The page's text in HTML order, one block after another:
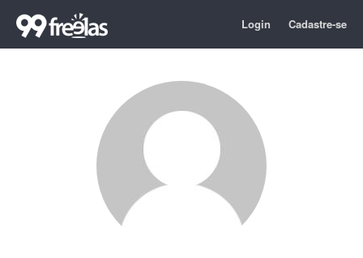
Login Cadastre-se